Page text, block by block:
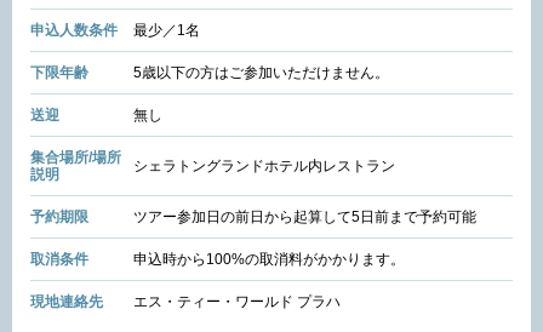
申込人数条件 最少／1名
下限年齢 5歳以下の方はご参加いただけません。
送迎 無し
集合場所/場所
説明
シェラトングランドホテル内レストラン
予約期限 ツアー参加日の前日から起算して5日前まで予約可能
取消条件 申込時から100%の取消料がかかります。
現地連絡先 エス・ティー・ワールド プラハ